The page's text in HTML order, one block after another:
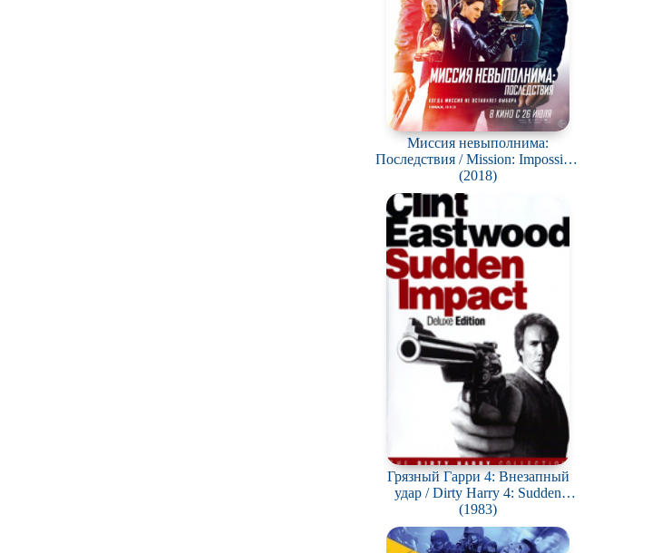
Миссия невыполнима:
Последствия / Mission: Impossible
- Fallout
(2018)
Грязный Гарри 4: Внезапный
удар / Dirty Harry 4: Sudden
Impact
(1983)